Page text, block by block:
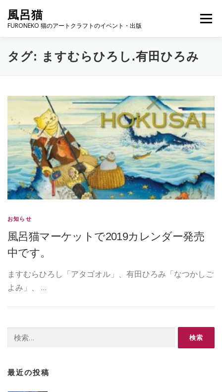
風呂猫
FURONEKO 猫のアートクラフトのイベント・出版
メニュー
HOME EVENT PUBLISHING
CONTACT
タグ: ますむらひろし.有田ひろみ
お知らせ
風呂猫マーケットで2019カレンダー発売
中です。
ますむらひろし「アタゴオル」、有田ひろみ「なつかしご
よみ」、 …
検索:
最近の投稿